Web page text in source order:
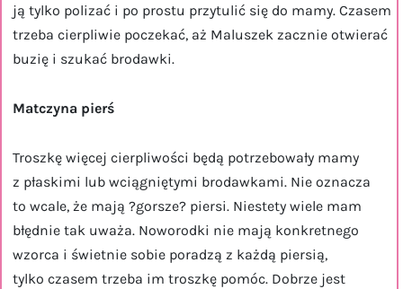
ją tylko polizać i po prostu przytulić się do mamy. Czasem
trzeba cierpliwie poczekać, aż Maluszek zacznie otwierać
buzię i szukać brodawki.
Matczyna pierś
Troszkę więcej cierpliwości będą potrzebowały mamy
z płaskimi lub wciągniętymi brodawkami. Nie oznacza
to wcale, że mają ?gorsze? piersi. Niestety wiele mam
błędnie tak uważa. Noworodki nie mają konkretnego
wzorca i świetnie sobie poradzą z każdą piersią,
tylko czasem trzeba im troszkę pomóc. Dobrze jest